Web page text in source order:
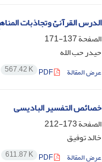
الدرس القرآنیّ وتجاذبات
الصفحة137-171
حیدر حب الله
عرض المقالة PDF
567.42 K
خصائص التفسیر البادیسی
الصفحة173-212
خالد توفیق
عرض المقالة PDF
611.87 K